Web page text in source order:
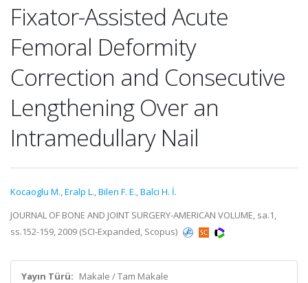
Fixator-Assisted Acute
Femoral Deformity
Correction and Consecutive
Lengthening Over an
Intramedullary Nail
Kocaoglu M.,Eralp L.,Bilen F. E.,Balci H. İ.
JOURNAL OF BONE AND JOINT SURGERY-AMERICAN VOLUME, sa.1,
ss.152-159, 2009 (SCI-Expanded, Scopus)
Yayın Türü: Makale / Tam Makale